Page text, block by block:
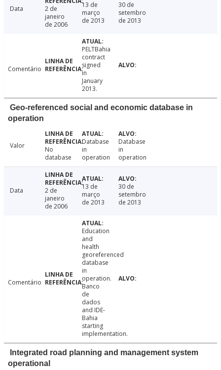
Data
2 de
janeiro
de 2006
13 de
março
de 2013
30 de
setembro
de 2013
Comentário
PELTBahia
contract
signed
in
January
2013.
Geo-referenced social and economic database in
operation
Valor
No
database
Database
in
operation
Database
in
operation
Data
2 de
janeiro
de 2006
13 de
março
de 2013
30 de
setembro
de 2013
Comentário
Education
and
health
georeferenced
database
in
operation.
Banco
de
dados
and IDE-
Bahia
starting
implementation.
Integrated road planning and management system
operational